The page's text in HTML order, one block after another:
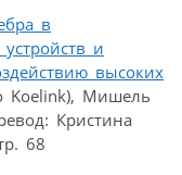
в
и
высоких
Koelink), Мишель
Кристина
68